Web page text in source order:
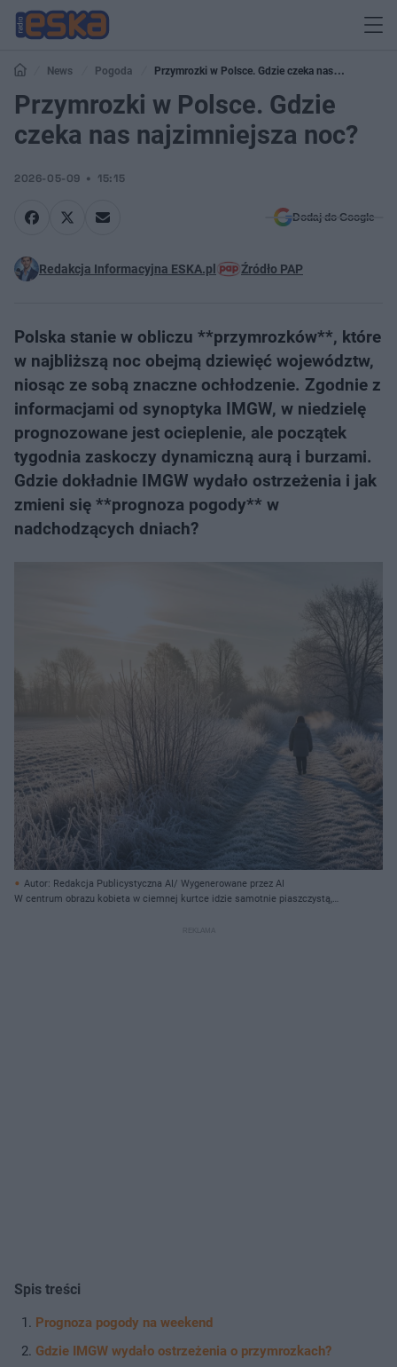
News Pogoda
Przymrozki w Polsce. Gdzie czeka nas
najzimniejsza noc?
Przymrozki w Polsce. Gdzie
czeka nas najzimniejsza noc?
2026-05-09 15:15
Dodaj do Google
Redakcja Informacyjna ESKA.pl Źródło PAP
Polska stanie w obliczu **przymrozków**, które
w najbliższą noc obejmą dziewięć województw,
niosąc ze sobą znaczne ochłodzenie. Zgodnie z
informacjami od synoptyka IMGW, w niedzielę
prognozowane jest ocieplenie, ale początek
tygodnia zaskoczy dynamiczną aurą i burzami.
Gdzie dokładnie IMGW wydało ostrzeżenia i jak
zmieni się **prognoza pogody** w
nadchodzących dniach?
Autor: Redakcja Publicystyczna AI/ Wygenerowane przez AI
W centrum obrazu kobieta w ciemnej kurtce idzie samotnie piaszczystą,
szronem, prowadzi w głąb obrazu, a po jej obu stronach rozciągają się pola i
Spis treści
Prognoza pogody na weekend
Gdzie IMGW wydało ostrzeżenia o przymrozkach?